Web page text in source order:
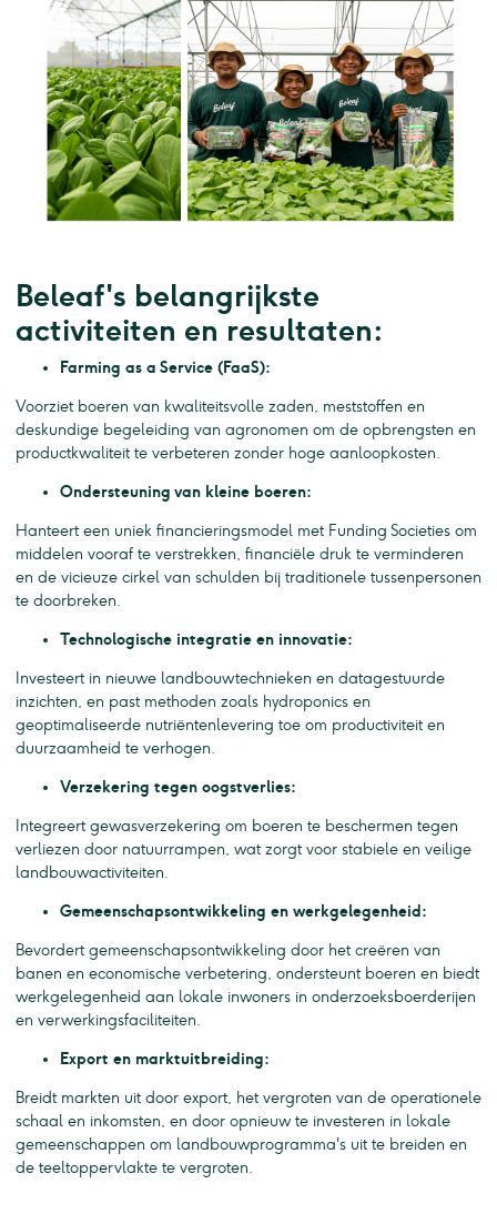
Beleaf's belangrijkste
activiteiten en resultaten:
Farming as a Service (FaaS):
Voorziet boeren van kwaliteitsvolle zaden, meststoffen en
deskundige begeleiding van agronomen om de opbrengsten en
productkwaliteit te verbeteren zonder hoge aanloopkosten.
Ondersteuning van kleine boeren:
Hanteert een uniek financieringsmodel met Funding Societies om
middelen vooraf te verstrekken, financiële druk te verminderen
en de vicieuze cirkel van schulden bij traditionele tussenpersonen
te doorbreken.
Technologische integratie en innovatie:
Investeert in nieuwe landbouwtechnieken en datagestuurde
inzichten, en past methoden zoals hydroponics en
geoptimaliseerde nutriëntenlevering toe om productiviteit en
duurzaamheid te verhogen.
Verzekering tegen oogstverlies:
Integreert gewasverzekering om boeren te beschermen tegen
verliezen door natuurrampen, wat zorgt voor stabiele en veilige
landbouwactiviteiten.
Gemeenschapsontwikkeling en werkgelegenheid:
Bevordert gemeenschapsontwikkeling door het creëren van
banen en economische verbetering, ondersteunt boeren en biedt
werkgelegenheid aan lokale inwoners in onderzoeksboerderijen
en verwerkingsfaciliteiten.
Export en marktuitbreiding:
Breidt markten uit door export, het vergroten van de operationele
schaal en inkomsten, en door opnieuw te investeren in lokale
gemeenschappen om landbouwprogramma's uit te breiden en
de teeltoppervlakte te vergroten.